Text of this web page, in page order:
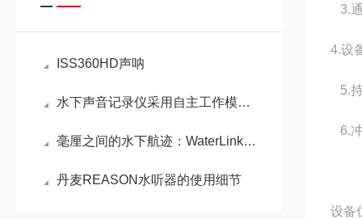
ISS360HD声呐
水下声音记录仪采用自主工作模式和可充电电池组
毫厘之间的水下航迹：WaterLinked A125 DVL 多普勒测速仪深度解析
丹麦REASON水听器的使用细节
3.
4.设
5.
6.
设备